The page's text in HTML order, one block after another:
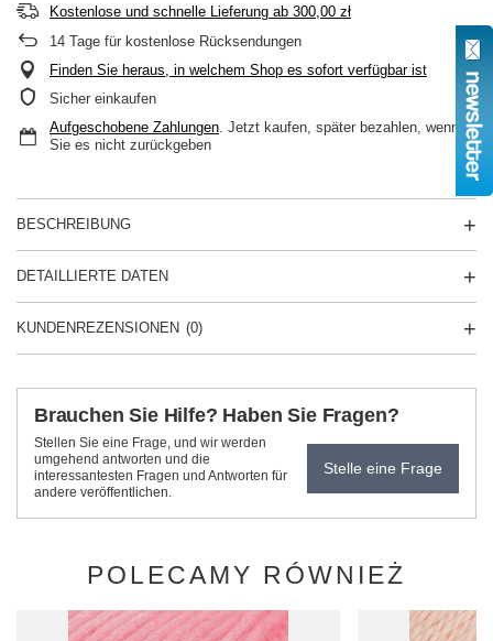
Kostenlose und schnelle Lieferung ab 300,00 zł
14 Tage für kostenlose Rücksendungen
Finden Sie heraus, in welchem Shop es sofort verfügbar ist
Sicher einkaufen
Aufgeschobene Zahlungen. Jetzt kaufen, später bezahlen, wenn
Sie es nicht zurückgeben
BESCHREIBUNG
DETAILLIERTE DATEN
KUNDENREZENSIONEN (0)
Brauchen Sie Hilfe? Haben Sie Fragen?
Stellen Sie eine Frage, und wir werden
umgehend antworten und die
interessantesten Fragen und Antworten für
andere veröffentlichen.
Stelle eine Frage
POLECAMY RÓWNIEŻ